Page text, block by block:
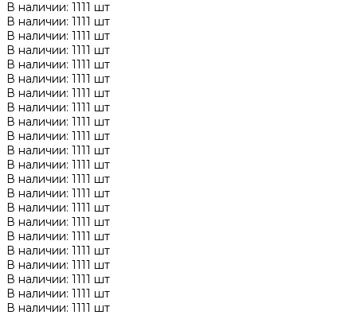
В наличии: 1111 шт
В наличии: 1111 шт
В наличии: 1111 шт
В наличии: 1111 шт
В наличии: 1111 шт
В наличии: 1111 шт
В наличии: 1111 шт
В наличии: 1111 шт
В наличии: 1111 шт
В наличии: 1111 шт
В наличии: 1111 шт
В наличии: 1111 шт
В наличии: 1111 шт
В наличии: 1111 шт
В наличии: 1111 шт
В наличии: 1111 шт
В наличии: 1111 шт
В наличии: 1111 шт
В наличии: 1111 шт
В наличии: 1111 шт
В наличии: 1111 шт
В наличии: 1111 шт